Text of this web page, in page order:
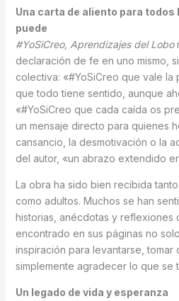
Una carta de aliento para todos
puede
#YoSiCreo, Aprendizajes del Lobo
declaración de fe en uno mismo,
colectiva: «#YoSiCreo que vale la
que todo tiene sentido, aunque
«#YoSiCreo que cada caída os
un mensaje directo para quienes
cansancio, la desmotivación o la
del autor, «un abrazo extendido
La obra ha sido bien recibida
como adultos. Muchos se han
historias, anécdotas y reflexiones
encontrado en sus páginas no
inspiración para levantarse, tomar
simplemente agradecer lo que se
Un legado de vida y esperanza